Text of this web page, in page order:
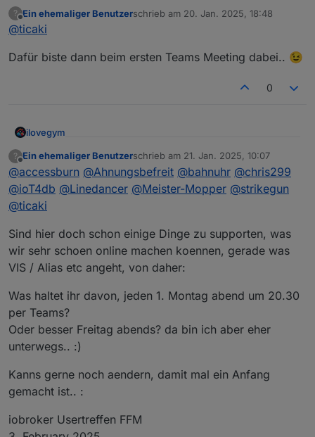
wäre auch für mich gut)
?
Offline
Ein ehemaliger Benutzerschrieb am 20. Jan. 2025, 18:48
zuletzt editiert von
@ticaki
Dafür biste dann beim ersten Teams Meeting dabei.. 😉
0
ilovegym
Willkommen beim Stammtisch im Raum Rhein-Main-
Hessen
Meetings:
? Ein ehemaliger Benutzerschrieb am 21. Jan. 2025, 10:07
zuletzt editiert von
@accessburn @Ahnungsbefreit @bahnuhr @chris299
@ioT4db @Linedancer @Meister-Mopper @strikegun
@ticaki
Sind hier doch schon einige Dinge zu supporten, was
wir sehr schoen online machen koennen, gerade was
VIS / Alias etc angeht, von daher:
Was haltet ihr davon, jeden 1. Montag abend um 20.30
per Teams?
Oder besser Freitag abends? da bin ich aber eher
unterwegs.. :)
Kanns gerne noch aendern, damit mal ein Anfang
gemacht ist.. :
iobroker Usertreffen FFM